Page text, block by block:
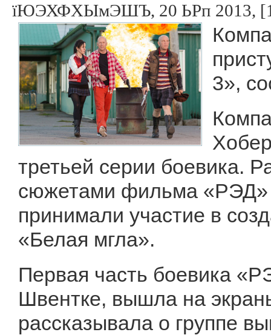
їЮЭХФХЫмЭШЪ, 20 ЬРп 2013,
3»,
третьей серии боевика.
сюжетами фильма «РЭД»
принимали участие в
«Белая мгла».
Первая часть боевика
Швентке, вышла на
рассказывала о группе